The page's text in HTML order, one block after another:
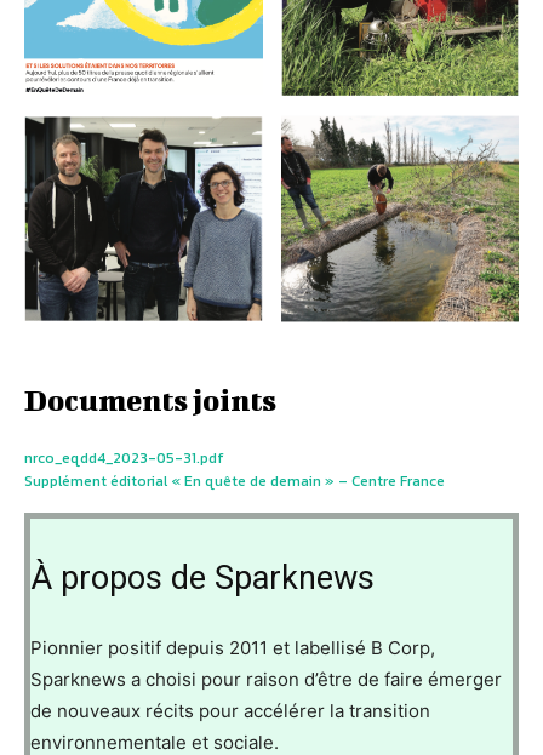
Documents joints
nrco_eqdd4_2023-05-31.pdf
Supplément éditorial « En quête de demain » – Centre France
À propos de Sparknews
Pionnier positif depuis 2011 et labellisé B Corp,
Sparknews a choisi pour raison d’être de faire émerger
de nouveaux récits pour accélérer la transition
environnementale et sociale.